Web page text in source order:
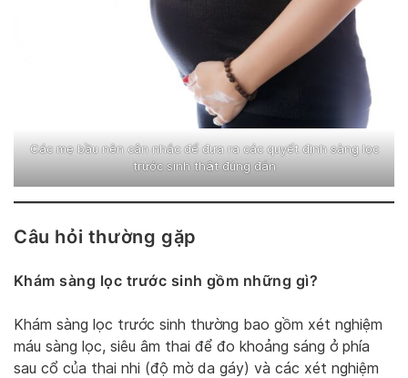
Các mẹ bầu nên cân nhắc để đưa ra các quyết định sàng lọc
trước sinh thật đúng đắn
Câu hỏi thường gặp
Khám sàng lọc trước sinh gồm những gì?
Khám sàng lọc trước sinh thường bao gồm xét nghiệm
máu sàng lọc, siêu âm thai để đo khoảng sáng ở phía
sau cổ của thai nhi (độ mờ da gáy) và các xét nghiệm